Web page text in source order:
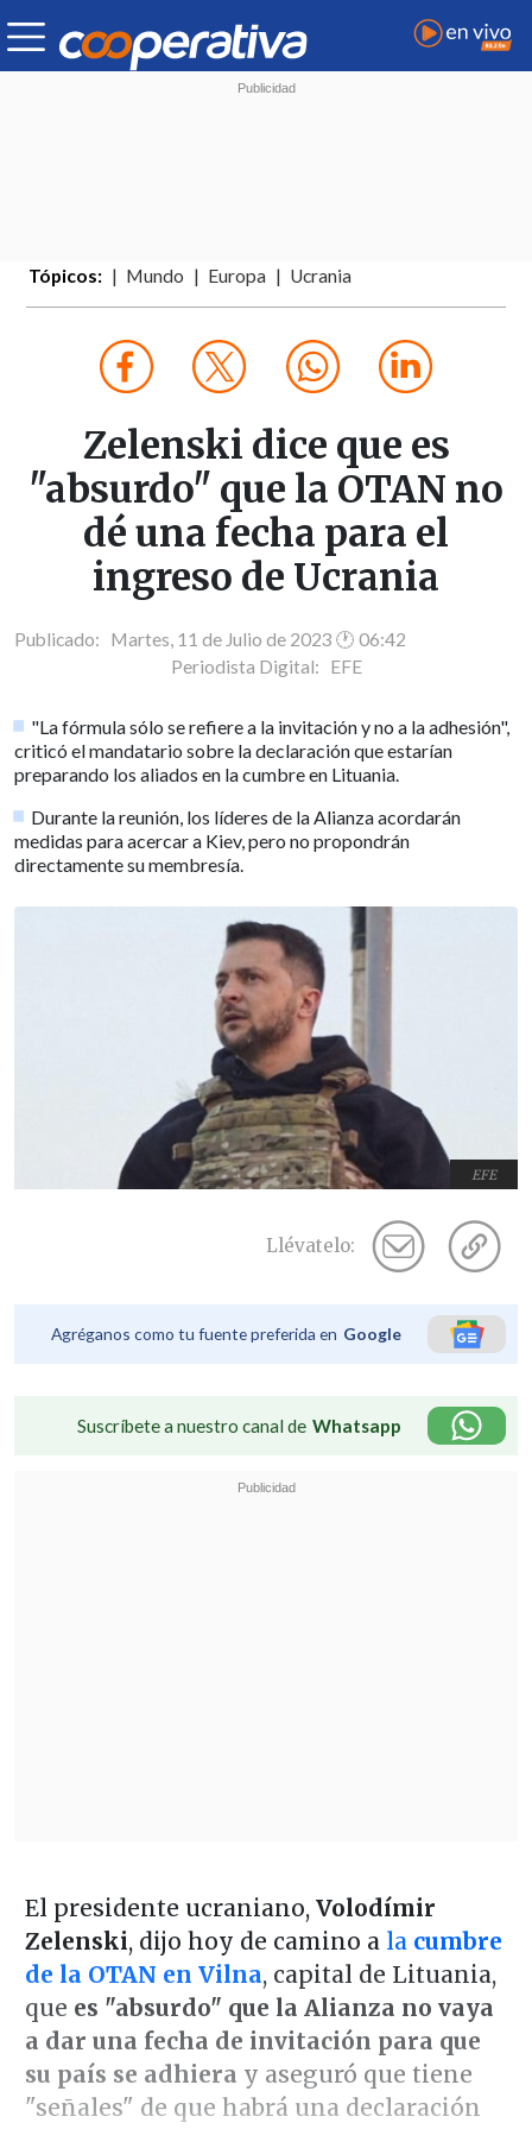
Tópicos: Mundo Europa Ucrania
Zelenski dice que es
"absurdo" que la OTAN no
dé una fecha para el
ingreso de Ucrania
Publicado: Martes, 11 de Julio de 2023 🕐 06:42
Periodista Digital: EFE
"La fórmula sólo se refiere a la invitación y no a la adhesión",
criticó el mandatario sobre la declaración que estarían
preparando los aliados en la cumbre en Lituania.
Durante la reunión, los líderes de la Alianza acordarán
medidas para acercar a Kiev, pero no propondrán
directamente su membresía.
EFE
Llévatelo:
Agréganos como tu fuente preferida en Google
Suscríbete a nuestro canal de Whatsapp
El presidente ucraniano,Volodímir
Zelenski, dijo hoy de camino a la cumbre
de la OTAN en Vilna, capital de Lituania,
que es "absurdo" que la Alianza no vaya
a dar una fecha de invitación para que
su país se adhiera y aseguró que tiene
"señales" de que habrá una declaración